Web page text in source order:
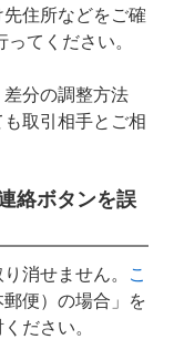
住所などをご確
てください。
分の調整方法
取引相手とご相
絡ボタンを誤
消せません。 こ
便）の場合」を
ださい。